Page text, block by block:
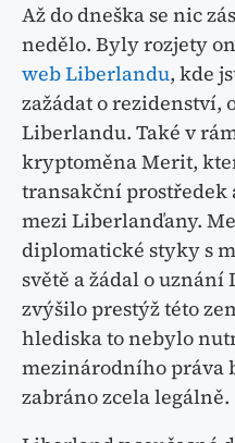
Až do dneška se nic
nedělo. Byly rozjety
web Liberlandu, kde
zažádat o rezidenství,
Liberlandu. Také v
kryptoměna Merit,
transakční prostředek
mezi Liberlanďany.
diplomatické styky s
světě a žádal o
zvýšilo prestýž této
hlediska to nebylo
mezinárodního práva
zabráno zcela legálně.